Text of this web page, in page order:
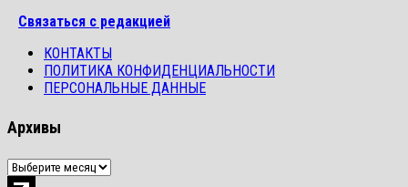
Связаться с редакцией
КОНТАКТЫ
ПОЛИТИКА КОНФИДЕНЦИАЛЬНОСТИ
ПЕРСОНАЛЬНЫЕ ДАННЫЕ
Архивы
Архивы